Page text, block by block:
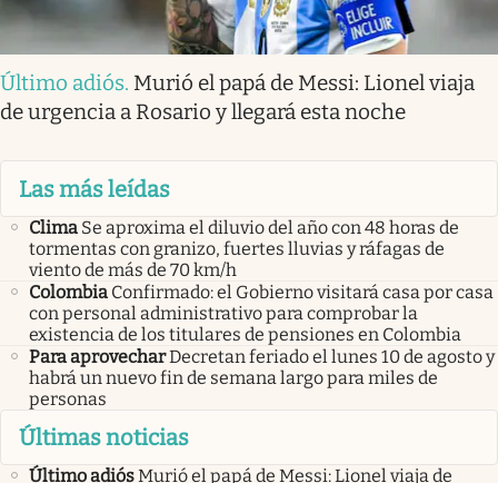
Último adiós. Murió el papá de Messi: Lionel viaja
de urgencia a Rosario y llegará esta noche
Las más leídas
Clima Se aproxima el diluvio del año con 48 horas de
tormentas con granizo, fuertes lluvias y ráfagas de
viento de más de 70 km/h
Colombia Confirmado: el Gobierno visitará casa por casa
con personal administrativo para comprobar la
existencia de los titulares de pensiones en Colombia
Para aprovecharDecretan feriado el lunes 10 de agosto y
habrá un nuevo fin de semana largo para miles de
personas
Últimas noticias
Último adiósMurió el papá de Messi: Lionel viaja de